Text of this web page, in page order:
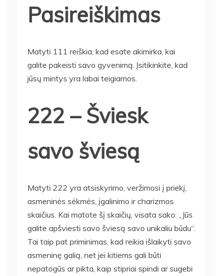
Pasireiškimas
Matyti 111 reiškia, kad esate akimirka, kai
galite pakeisti savo gyvenimą. Įsitikinkite, kad
jūsų mintys yra labai teigiamos.
222 – Šviesk
savo šviesą
Matyti 222 yra atsiskyrimo, veržimosi į priekį,
asmeninės sėkmės, įgalinimo ir charizmos
skaičius. Kai matote šį skaičių, visata sako: „Jūs
galite apšviesti savo šviesą savo unikaliu būdu“.
Tai taip pat priminimas, kad reikia išlaikyti savo
asmeninę galią, net jei kitiems gali būti
nepatogūs ar pikta, kaip stipriai spindi ar sugebi